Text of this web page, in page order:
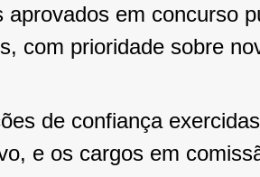
aprovados em concurso
com prioridade sobre
de confiança
e os cargos em